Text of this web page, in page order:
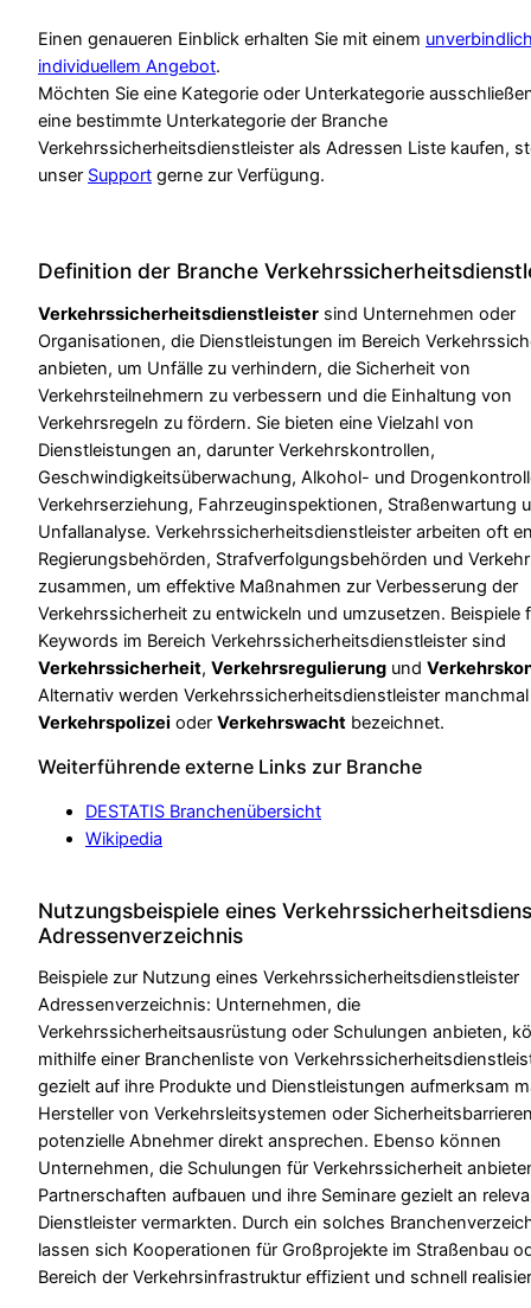
Einen genaueren Einblick erhalten Sie mit einem
individuellem Angebot.
Möchten Sie eine Kategorie oder Unterkategorie
eine bestimmte Unterkategorie der Branche
Verkehrssicherheitsdienstleister als Adressen Liste kaufen,
unser Support gerne zur Verfügung.
Definition der Branche
Verkehrssicherheitsdienstleister sind Unternehmen oder
Organisationen, die Dienstleistungen im Bereich
anbieten, um Unfälle zu verhindern, die Sicherheit von
Verkehrsteilnehmern zu verbessern und die Einhaltung von
Verkehrsregeln zu fördern. Sie bieten eine Vielzahl von
Dienstleistungen an, darunter Verkehrskontrollen,
Geschwindigkeitsüberwachung, Alkohol- und
Verkehrserziehung, Fahrzeuginspektionen, Straßenwartung
Unfallanalyse. Verkehrssicherheitsdienstleister arbeiten oft
Regierungsbehörden, Strafverfolgungsbehörden und
zusammen, um effektive Maßnahmen zur Verbesserung der
Verkehrssicherheit zu entwickeln und umzusetzen. Beispiele
Keywords im Bereich Verkehrssicherheitsdienstleister sind
Verkehrssicherheit, Verkehrsregulierung und
Alternativ werden Verkehrssicherheitsdienstleister
Verkehrspolizei oder Verkehrswacht bezeichnet.
Weiterführende externe Links zur Branche
DESTATIS Branchenübersicht
Wikipedia
Nutzungsbeispiele eines
Adressenverzeichnis
Beispiele zur Nutzung eines Verkehrssicherheitsdienstleister
Adressenverzeichnis: Unternehmen, die
Verkehrssicherheitsausrüstung oder Schulungen anbieten,
mithilfe einer Branchenliste von
gezielt auf ihre Produkte und Dienstleistungen aufmerksam
Hersteller von Verkehrsleitsystemen oder
potenzielle Abnehmer direkt ansprechen. Ebenso können
Unternehmen, die Schulungen für Verkehrssicherheit
Partnerschaften aufbauen und ihre Seminare gezielt an
Dienstleister vermarkten. Durch ein solches
lassen sich Kooperationen für Großprojekte im Straßenbau
Bereich der Verkehrsinfrastruktur effizient und schnell